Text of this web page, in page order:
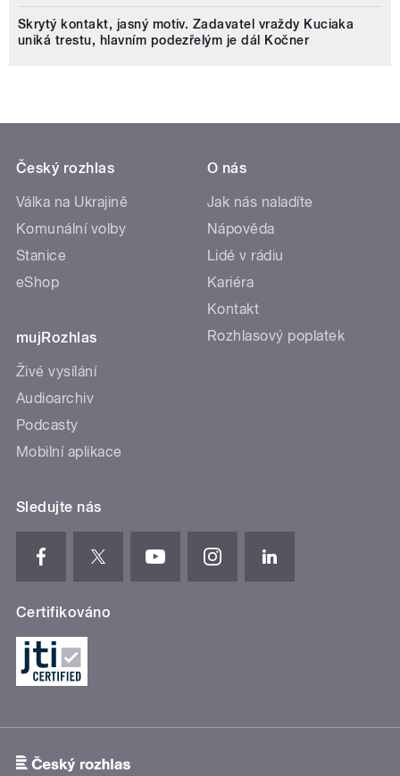
Skrytý kontakt, jasný motiv. Zadavatel vraždy Kuciaka
uniká trestu, hlavním podezřelým je dál Kočner
Český rozhlas
Válka na Ukrajině
Komunální volby
Stanice
eShop
mujRozhlas
Živé vysílání
Audioarchiv
Podcasty
Mobilní aplikace
O nás
Jak nás naladíte
Nápověda
Lidé v rádiu
Kariéra
Kontakt
Rozhlasový poplatek
Sledujte nás
Certifikováno